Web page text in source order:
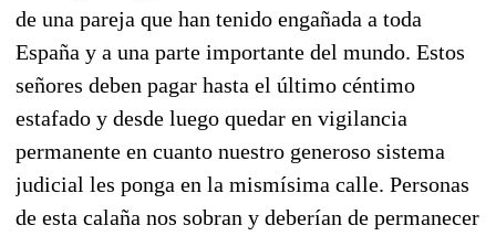
de una pareja que han tenido engañada a toda
España y a una parte importante del mundo. Estos
señores deben pagar hasta el último céntimo
estafado y desde luego quedar en vigilancia
permanente en cuanto nuestro generoso sistema
judicial les ponga en la mismísima calle. Personas
de esta calaña nos sobran y deberían de permanecer